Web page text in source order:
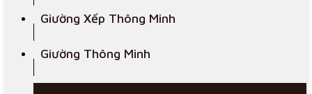
Giường Xếp Thông Minh
Giường Thông Minh